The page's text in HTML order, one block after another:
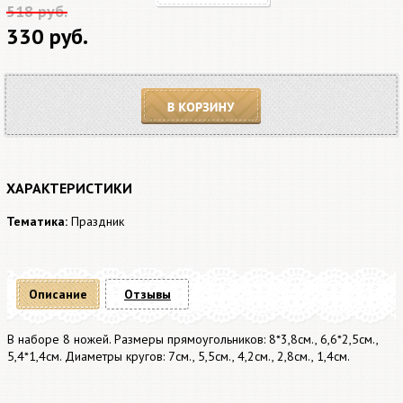
518 руб.
330 руб.
В корзину
ХАРАКТЕРИСТИКИ
Тематика: Праздник
Описание
В наборе 8 ножей. Размеры прямоугольников: 8*3,8см., 6,6*2,5см.,
5,4*1,4см. Диаметры кругов: 7см., 5,5см., 4,2см., 2,8см., 1,4см.
Отзывы